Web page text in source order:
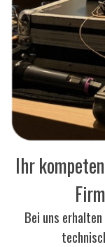
Ihr
Bei uns